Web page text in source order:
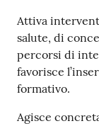
Attiva
salute, di
percorsi di
favorisce
formativo.
Agisce